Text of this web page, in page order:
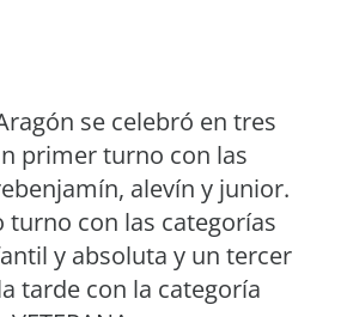
se celebró en tres
primer turno con las
alevín y junior.
turno con las categorías
y absoluta y un tercer
tarde con la categoría